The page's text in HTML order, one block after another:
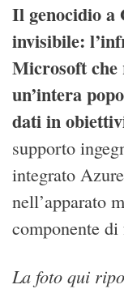
Il genocidio a
invisibile:
Microsoft che
un’intera
dati in
supporto
integrato
nell’apparato
componente
La foto qui